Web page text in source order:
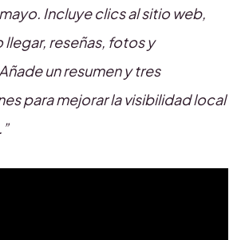
Incluye clics al sitio web,
reseñas, fotos y
un resumen y tres
para mejorar la visibilidad local